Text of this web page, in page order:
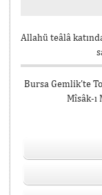
Allahü teâlâ
Bursa Gemlik’te
Mîsâk-ı